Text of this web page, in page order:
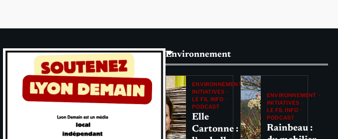
Environnement
ENVIRONNEMENT
INITIATIVES
LE FIL INFO
PODCAST
Elle
Cartonne :
ENVIRONNEMENT
INITIATIVES
LE FIL INFO
PODCAST
Rainbeau :